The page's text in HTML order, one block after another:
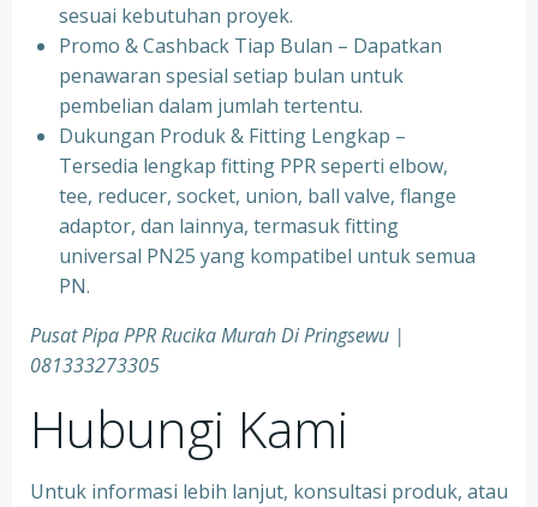
sesuai kebutuhan proyek.
⁠Promo & Cashback Tiap Bulan – Dapatkan
penawaran spesial setiap bulan untuk
pembelian dalam jumlah tertentu.
⁠Dukungan Produk & Fitting Lengkap –
Tersedia lengkap fitting PPR seperti elbow,
tee, reducer, socket, union, ball valve, flange
adaptor, dan lainnya, termasuk fitting
universal PN25 yang kompatibel untuk semua
PN.
Pusat Pipa PPR Rucika Murah Di Pringsewu |
081333273305
Hubungi Kami
Untuk informasi lebih lanjut, konsultasi produk, atau